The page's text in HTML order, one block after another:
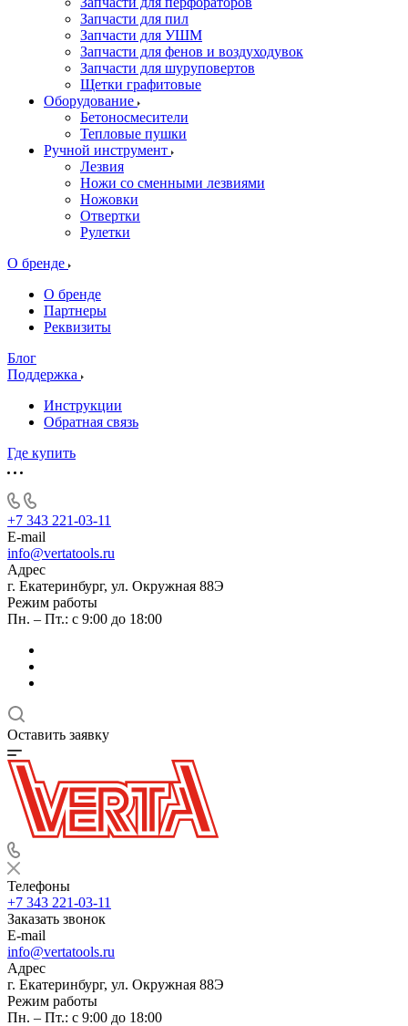
Запчасти для пил
Запчасти для УШМ
Запчасти для фенов и воздуходувок
Запчасти для шуруповертов
Щетки графитовые
Оборудование
Бетоносмесители
Тепловые пушки
Ручной инструмент
Лезвия
Ножи со сменными лезвиями
Ножовки
Отвертки
Рулетки
О бренде
О бренде
Партнеры
Реквизиты
Блог
Поддержка
Инструкции
Обратная связь
Где купить
+7 343 221-03-11
E-mail
info@vertatools.ru
Адрес
г. Екатеринбург, ул. Окружная 88Э
Режим работы
Пн. – Пт.: с 9:00 до 18:00
Оставить заявку
Телефоны
+7 343 221-03-11
Заказать звонок
E-mail
info@vertatools.ru
Адрес
г. Екатеринбург, ул. Окружная 88Э
Режим работы
Пн. – Пт.: с 9:00 до 18:00